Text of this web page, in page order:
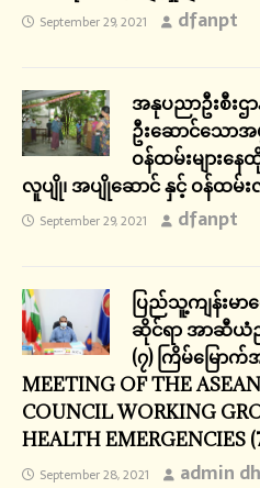
September 29, 2021 dfanpt
အနုပညာဦးစီးဌာ
ဦးဆောင်သော
ဝန်ထမ်းများန
လူပျို၊ အပျိုဆောင် နှင့် ဝန်ထမ်း
September 29, 2021 dfanpt
ပြည်သူ့ကျန်းမာ
ဆိုင်ရာ အာဆီယံ
(၇) ကြိမ်မြော
MEETING OF THE
COUNCIL WORKING
HEALTH EMERGENCIES
September 28, 2021 admin